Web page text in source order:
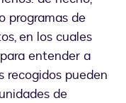
programas de
en los cuales
entender a
recogidos pueden
de